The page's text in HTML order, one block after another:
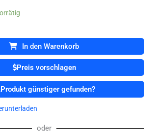
In den Warenkorb
Preis vorschlagen
Produkt günstiger gefunden?
oder